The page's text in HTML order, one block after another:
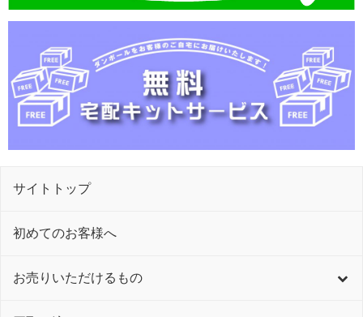
サイトトップ
初めてのお客様へ
お売りいただけるもの